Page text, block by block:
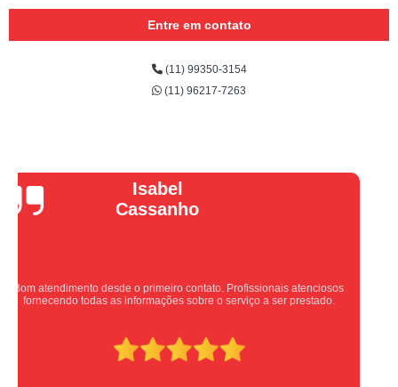
Entre em contato
(11) 99350-3154
(11) 96217-7263
Vera Maria
Equipe nota 10, trabalho rápido com excelência , super organizados.
Super indico.